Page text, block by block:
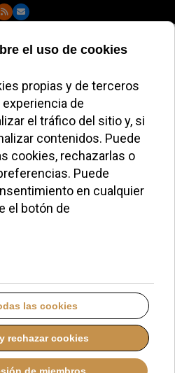
por
con
impacto
en
desatar
local